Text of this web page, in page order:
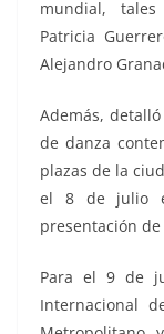
mundial,
Patricia
Alejandro
Además,
de danza
plazas de la
el 8 de julio
presentación de
Para el 9 de
Internacional